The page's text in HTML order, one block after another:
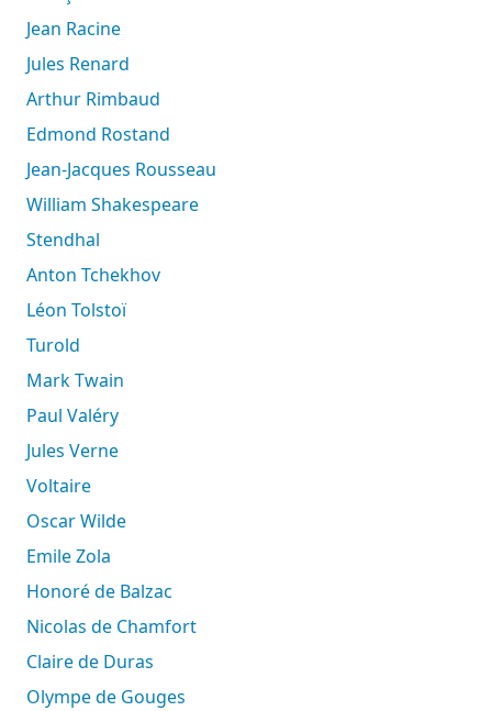
Jean Racine
Jules Renard
Arthur Rimbaud
Edmond Rostand
Jean-Jacques Rousseau
William Shakespeare
Stendhal
Anton Tchekhov
Léon Tolstoï
Turold
Mark Twain
Paul Valéry
Jules Verne
Voltaire
Oscar Wilde
Emile Zola
Honoré de Balzac
Nicolas de Chamfort
Claire de Duras
Olympe de Gouges